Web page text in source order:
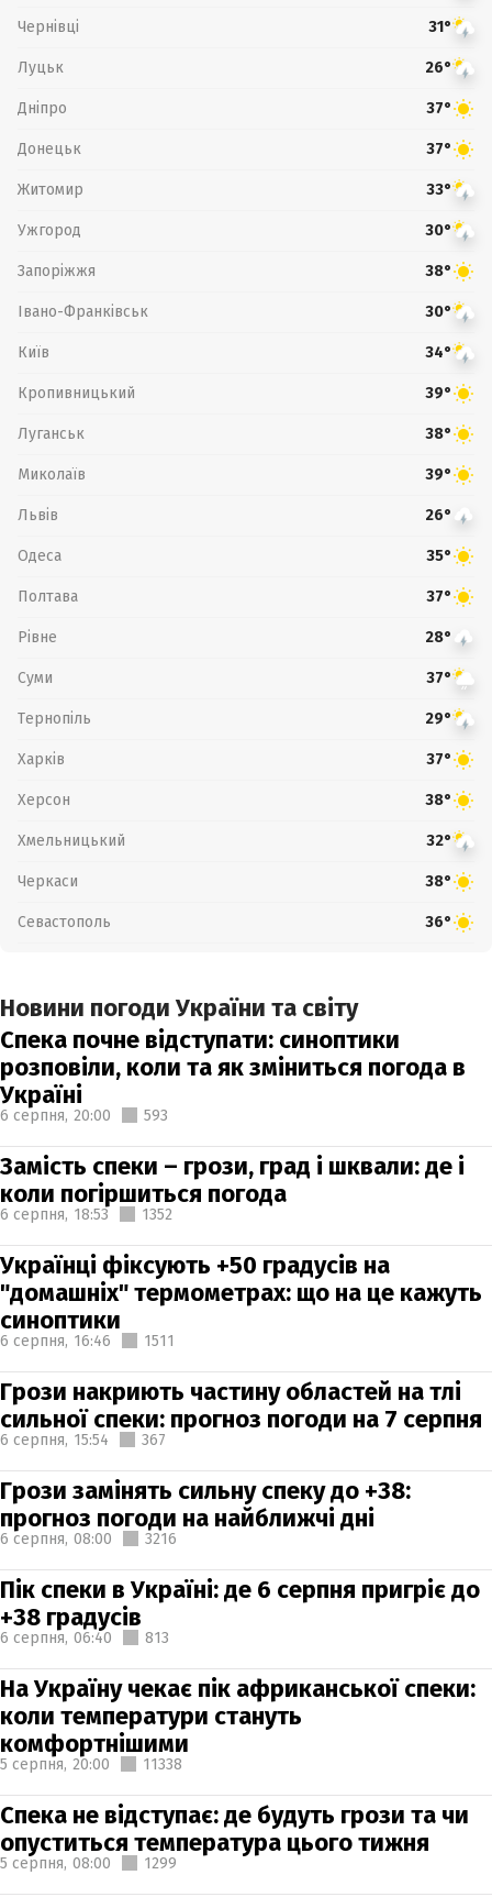
Чернівці 31°
Луцьк 26°
Дніпро 37°
Донецьк 37°
Житомир 33°
Ужгород 30°
Запоріжжя 38°
Івано-Франківськ 30°
Київ 34°
Кропивницький 39°
Луганськ 38°
Миколаїв 39°
Львів 26°
Одеса 35°
Полтава 37°
Рівне 28°
Суми 37°
Тернопіль 29°
Харків 37°
Херсон 38°
Хмельницький 32°
Черкаси 38°
Севастополь 36°
Новини погоди України та світу
Спека почне відступати: синоптики
розповіли, коли та як зміниться погода в
Україні
6 серпня, 20:00 593
Замість спеки – грози, град і шквали: де і
коли погіршиться погода
6 серпня, 18:53 1352
Українці фіксують +50 градусів на
"домашніх" термометрах: що на це кажуть
синоптики
6 серпня, 16:46 1511
Грози накриють частину областей на тлі
сильної спеки: прогноз погоди на 7 серпня
6 серпня, 15:54 367
Грози замінять сильну спеку до +38:
прогноз погоди на найближчі дні
6 серпня, 08:00 3216
Пік спеки в Україні: де 6 серпня пригріє до
+38 градусів
6 серпня, 06:40 813
На Україну чекає пік африканської спеки:
коли температури стануть
комфортнішими
5 серпня, 20:00 11338
Спека не відступає: де будуть грози та чи
опуститься температура цього тижня
5 серпня, 08:00 1299